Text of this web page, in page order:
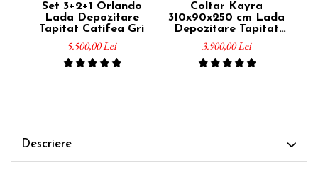
Set 3+2+1 Orlando
Lada Depozitare
Tapitat Catifea Gri
5.500,00 Lei
Coltar Kayra
310x90x250 cm Lada
Depozitare Tapitat
Catifea Nuanta Crem
3.900,00 Lei
Descriere